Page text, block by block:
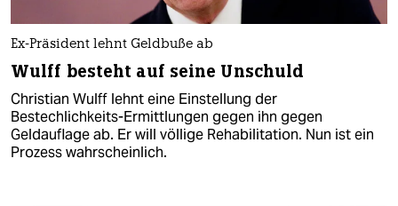
Ex-Präsident lehnt Geldbuße ab
Wulff besteht auf seine Unschuld
Christian Wulff lehnt eine Einstellung der
Bestechlichkeits-Ermittlungen gegen ihn gegen
Geldauflage ab. Er will völlige Rehabilitation. Nun ist ein
Prozess wahrscheinlich.